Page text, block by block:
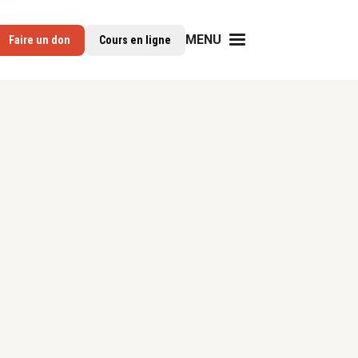
Faire un don Cours en ligne MENU